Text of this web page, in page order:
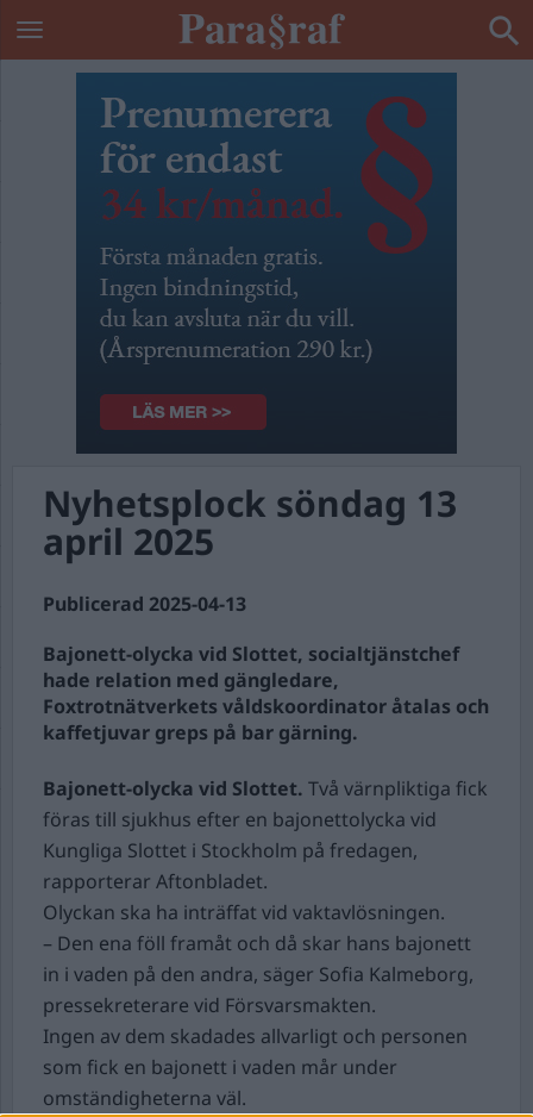
Nyhetsplock söndag 13
april 2025
Publicerad 2025-04-13
Bajonett-olycka vid Slottet, socialtjänstchef
hade relation med gängledare,
Foxtrotnätverkets våldskoordinator åtalas och
kaffetjuvar greps på bar gärning.
Bajonett-olycka vid Slottet. Två värnpliktiga fick
föras till sjukhus efter en bajonettolycka vid
Kungliga Slottet i Stockholm på fredagen,
rapporterar Aftonbladet.
Olyckan ska ha inträffat vid vaktavlösningen.
– Den ena föll framåt och då skar hans bajonett
in i vaden på den andra, säger Sofia Kalmeborg,
pressekreterare vid Försvarsmakten.
Ingen av dem skadades allvarligt och personen
som fick en bajonett i vaden mår under
omständigheterna väl.